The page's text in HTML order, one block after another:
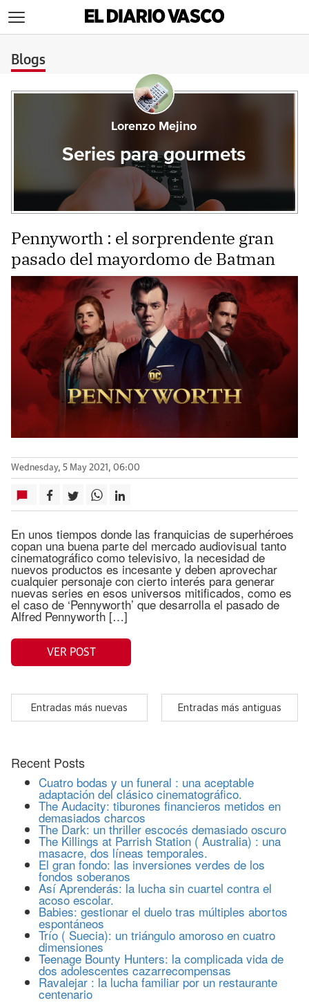
Blogs
Lorenzo Mejino
Series para gourmets
Pennyworth : el sorprendente gran
pasado del mayordomo de Batman
Wednesday, 5 May 2021, 06:00
En unos tiempos donde las franquicias de superhéroes
copan una buena parte del mercado audiovisual tanto
cinematográfico como televisivo, la necesidad de
nuevos productos es incesante y deben aprovechar
cualquier personaje con cierto interés para generar
nuevas series en esos universos mitificados, como es
el caso de ‘Pennyworth’ que desarrolla el pasado de
Alfred Pennyworth […]
VER POST
Entradas más nuevas Entradas más antiguas
Recent Posts
Cuatro bodas y un funeral : una aceptable
adaptación del clásico cinematográfico.
The Audacity: tiburones financieros metidos en
demasiados charcos
The Dark: un thriller escocés demasiado oscuro
The Killings at Parrish Station ( Australia) : una
masacre, dos líneas temporales.
El gran fondo: las inversiones verdes de los
fondos soberanos
Así Aprenderás: la lucha sin cuartel contra el
acoso escolar.
Babies: gestionar el duelo tras múltiples abortos
espontáneos
Trío ( Suecia): un triángulo amoroso en cuatro
dimensiones
Teenage Bounty Hunters: la complicada vida de
dos adolescentes cazarrecompensas
Ravalejar : la lucha familiar por un restaurante
centenario